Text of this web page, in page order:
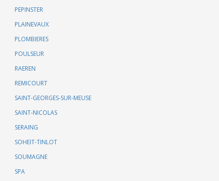
PEPINSTER
PLAINEVAUX
PLOMBIERES
POULSEUR
RAEREN
REMICOURT
SAINT-GEORGES-SUR-MEUSE
SAINT-NICOLAS
SERAING
SOHEIT-TINLOT
SOUMAGNE
SPA